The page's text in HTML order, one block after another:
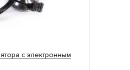
с электронным